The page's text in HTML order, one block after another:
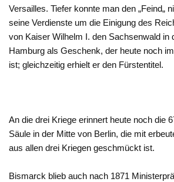
Versailles. Tiefer konnte man den „Feind„
seine Verdienste um die Einigung des
von Kaiser Wilhelm I. den Sachsenwald in
Hamburg als Geschenk, der heute noch
ist; gleichzeitig erhielt er den Fürstentitel.
An die drei Kriege erinnert heute noch die
Säule in der Mitte von Berlin, die mit
aus allen drei Kriegen geschmückt ist.
Bismarck blieb auch nach 1871